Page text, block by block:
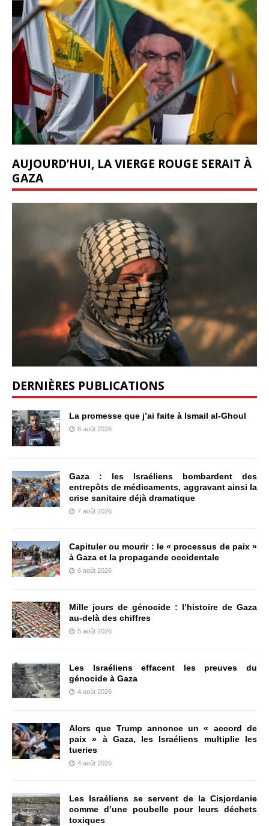
AUJOURD’HUI, LA VIERGE ROUGE SERAIT À
GAZA
DERNIÈRES PUBLICATIONS
La promesse que j’ai faite à Ismail al-Ghoul
8 août 2026
Gaza : les Israéliens bombardent des
entrepôts de médicaments, aggravant ainsi la
crise sanitaire déjà dramatique
7 août 2026
Capituler ou mourir : le « processus de paix »
à Gaza et la propagande occidentale
6 août 2026
Mille jours de génocide : l’histoire de Gaza
au-delà des chiffres
5 août 2026
Les Israéliens effacent les preuves du
génocide à Gaza
4 août 2026
Alors que Trump annonce un « accord de
paix » à Gaza, les Israéliens multiplie les
tueries
4 août 2026
Les Israéliens se servent de la Cisjordanie
comme d’une poubelle pour leurs déchets
toxiques